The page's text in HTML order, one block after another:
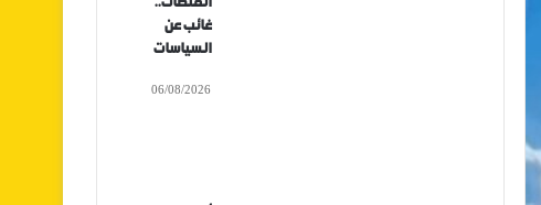
غائب عن
السياسات
06/08/2026